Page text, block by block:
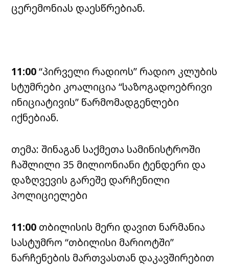
ცერემონიას დაესწრებიან.
11:00“პირველი რადიოს” რადიო კლუბის
სტუმრები კოალიცია “საზოგადოებრივი
ინიციატივის” წარმომადგენლები
იქნებიან.
თემა: შინაგან საქმეთა სამინისტროში
ჩაშლილი 35 მილიონიანი ტენდერი და
დაზღვევის გარეშე დარჩენილი
პოლიციელები
11:00 თბილისის მერი დავით ნარმანია
სასტუმრო “თბილისი მარიოტში”
ნარჩენების მართვასთან დაკავშირებით